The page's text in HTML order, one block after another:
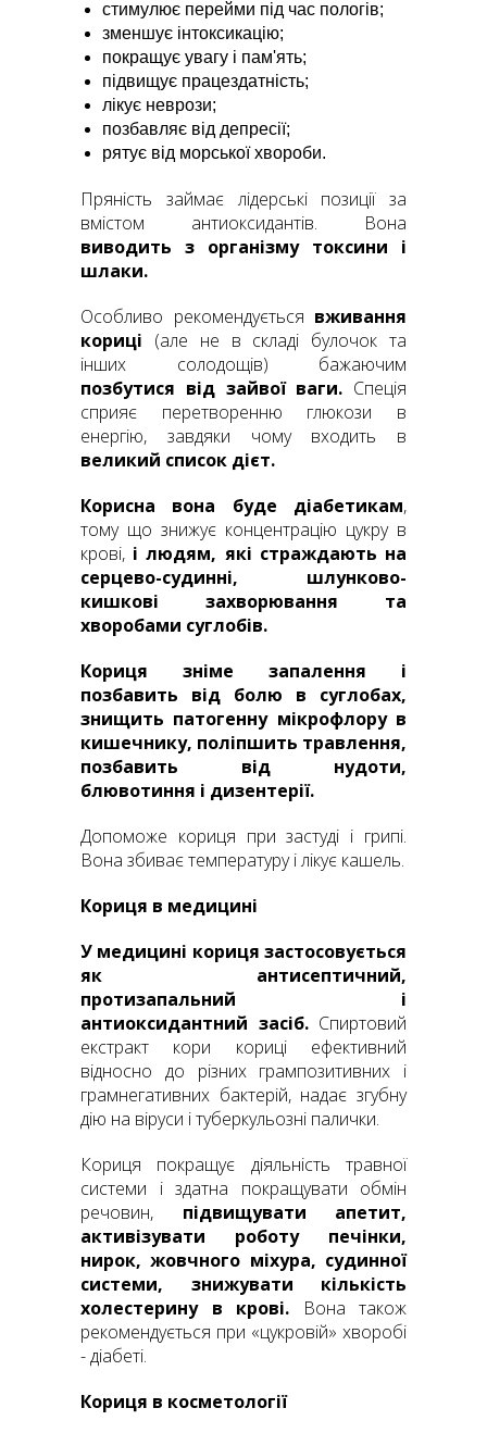
стимулює перейми під час пологів;
зменшує інтоксикацію;
покращує увагу і пам'ять;
підвищує працездатність;
лікує неврози;
позбавляє від депресії;
рятує від морської хвороби.
Пряність займає лідерські позиції за
вмістом антиоксидантів. Вона
виводить з організму токсини і
шлаки.
Особливо рекомендується вживання
кориці (але не в складі булочок та
інших солодощів) бажаючим
позбутися від зайвої ваги. Спеція
сприяє перетворенню глюкози в
енергію, завдяки чому входить в
великий список дієт.
Корисна вона буде діабетикам,
тому що знижує концентрацію цукру в
крові, і людям, які страждають на
серцево-судинні, шлунково-
кишкові захворювання та
хворобами суглобів.
Кориця зніме запалення і
позбавить від болю в суглобах,
знищить патогенну мікрофлору в
кишечнику, поліпшить травлення,
позбавить від нудоти,
блювотиння і дизентерії.
Допоможе кориця при застуді і грипі.
Вона збиває температуру і лікує кашель.
Кориця в медицині
У медицині кориця застосовується
як антисептичний,
протизапальний і
антиоксидантний засіб.Спиртовий
екстракт кори кориці ефективний
відносно до різних грампозитивних і
грамнегативних бактерій, надає згубну
дію на віруси і туберкульозні палички.
Кориця покращує діяльність травної
системи і здатна покращувати обмін
речовин, підвищувати апетит,
активізувати роботу печінки,
нирок, жовчного міхура, судинної
системи, знижувати кількість
холестерину в крові.
Вона також
рекомендується при «цукровій» хворобі
- діабеті.
Кориця в косметології